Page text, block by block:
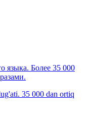
языка. Более 35 000
35 000 dan ortiq